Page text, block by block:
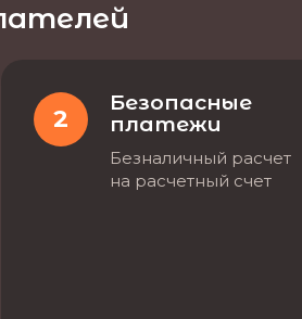
2
Безопасные
платежи
Безналичный расчет
на расчетный счет